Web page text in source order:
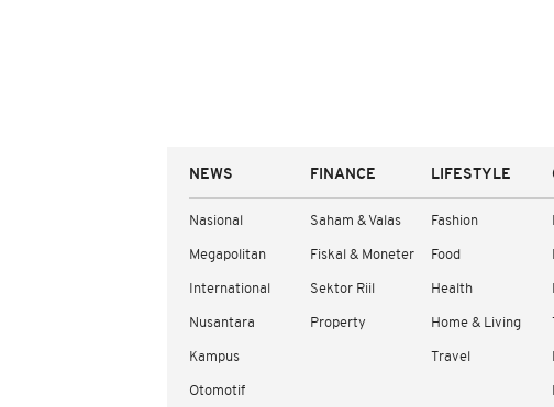
NEWS
Nasional
Megapolitan
International
Nusantara
Kampus
Otomotif
FINANCE
Saham & Valas
Fiskal & Moneter
Sektor Riil
Property
LIFESTYLE
Fashion
Food
Health
Home & Living
Travel